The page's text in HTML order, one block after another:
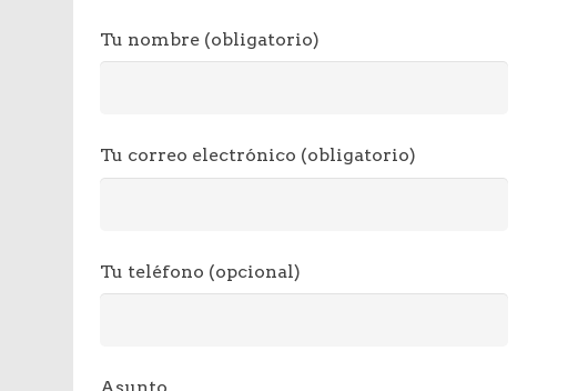
Tu nombre (obligatorio)
Tu correo electrónico (obligatorio)
Tu teléfono (opcional)